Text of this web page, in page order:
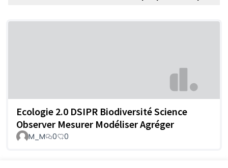
Ecologie 2.0 DSIPR Biodiversité Science
Observer Mesurer Modéliser Agréger
M_M 0 0